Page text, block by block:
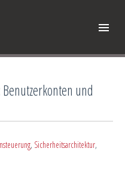
und
, Sicherheitsarchitektur,